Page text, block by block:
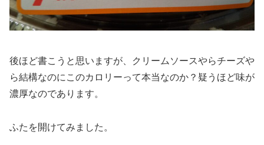
後ほど書こうと思いますが、クリームソースやらチーズや
ら結構なのにこのカロリーって本当なのか？疑うほど味が
濃厚なのであります。
ふたを開けてみました。